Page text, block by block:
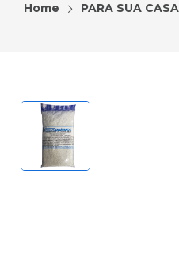
Home PARA SUA CASA